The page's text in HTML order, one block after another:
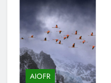
AIOFR